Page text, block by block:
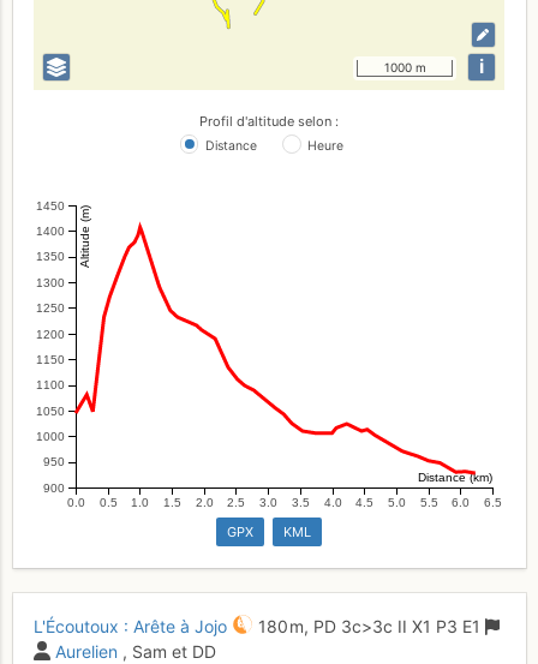
1000 m i
Profil d'altitude selon :
Distance Heure
900
950
1000
1050
1100
1150
1200
1250
1300
1350
1400
1450 Altitude (m)
0.0 0.5 1.0 1.5 2.0 2.5 3.0 3.5 4.0 4.5 5.0 5.5 6.0 6.5
Distance (km)
GPX KML
L'Écoutoux : Arête à Jojo 180 m, PD 3c>3c II X1 P3 E1
Aurelien , Sam et DD